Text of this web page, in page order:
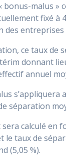
bonus-malus »
fixé à
des entreprises
ce taux de
donnant
annuel
s’appliquera
séparation
calculé en
le taux de
(5,05 %).